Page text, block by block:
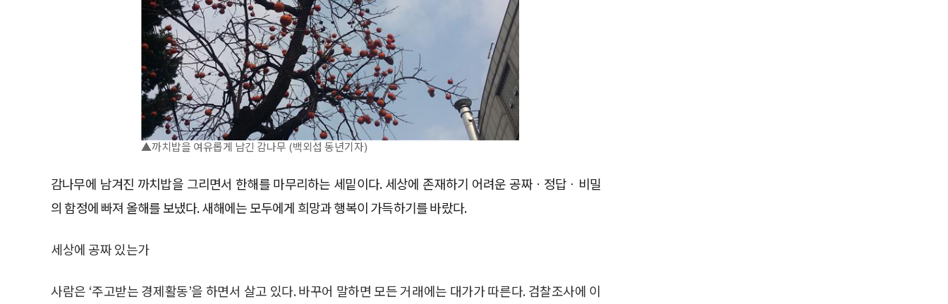
▲까치밥을 여유롭게 남긴 감나무 (백외섭 동년기자)
감나무에 남겨진 까치밥을 그리면서 한해를 마무리하는 세밑이다. 세상에 존재하기 어려운 공짜ㆍ정답ㆍ비밀
의 함정에 빠져 올해를 보냈다. 새해에는 모두에게 희망과 행복이 가득하기를 바랐다.
세상에 공짜 있는가
사람은 ‘주고받는 경제활동’을 하면서 살고 있다. 바꾸어 말하면 모든 거래에는 대가가 따른다. 검찰조사에 이